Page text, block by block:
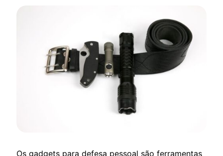
Os gadgets para defesa pessoal são ferramentas